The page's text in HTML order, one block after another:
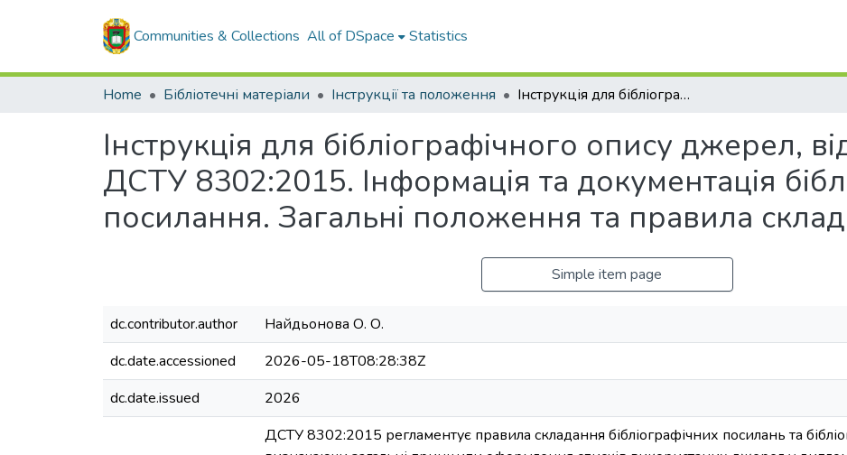
Communities & Collections All of DSpace Statistics
Home Бібліотечні матеріали Інструкції та положення Інструкція для бібліографічного опису джерел, відповідно до ДСТУ 8302:2015. Інформація та документація бібліографічне посилання. Загальні положення та правила складання
Інструкція для бібліографічного опису джерел,
ДСТУ 8302:2015. Інформація та документація
посилання. Загальні положення та правила
Simple item page
dc.contributor.author
Найдьонова О. О.
dc.date.accessioned
2026-05-18T08:28:38Z
dc.date.issued
2026
ДСТУ 8302:2015 регламентує правила складання бібліографічних посилань та